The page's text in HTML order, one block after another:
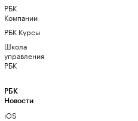
РБК
Компании
РБК Курсы
Школа
управления
РБК
РБК
Новости
iOS